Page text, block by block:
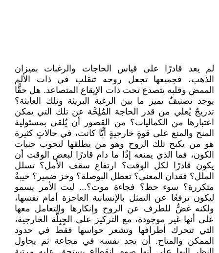
لم يعد قادرًا على قياس الحاجات والرغبات بميزان
الذهب، فجميعها تجعل روحه تتقلب في ذات الألم
الممض وقلبه يتصدع تحت ذات الإيقاع المتصاعد. هل حقًّا
يوجد تصنيفٌ يميز ما بين الرغبة البريئة وتلك العابثة؟
تدريجٌ يُعلي من قدر الحاجة المُلِحَّة عن تلك التي يمكن
اعتبارها من الكماليات؟ من القصور أن يُلقي بمسئولية
المنح والمنع على قوةٍ خارجيةٍ أيًّا كانت، في حالاتٍ كثيرة
هو من يكبح تلك الروح وهو من يطلقها لتجوب جنبات
الكون، فما الذي يمنعه إذًا ما دام قادرًا لبعض الوقت أن
يكون قادرًا لكل الوقت؟ ارتفاع سقف الأمل؟ تسلل
الملل؟ فقدان المعنى؟ تعطل البوصلة؟ وخز ضمير؟ خيبةٌ
متكررة؟ سوء حظ؟ فجاءة موت؟... ليت الأمر يسمو
ليكون ترفعًا عن التمثل بالإنسانية العاجزة أمام نفسها،
ولكنه غضٌّ للطرف عن الروح وإنكارها والتعامل معها
على أنها غير موجودة، مع التركيز على الجِبِلَّة الخارجية،
التي تتحرك أطرافها وتشعر حواسها فقط في حدود
الممكن والمتاح. أن يجد نفسه في مجاعة ثم يحاول